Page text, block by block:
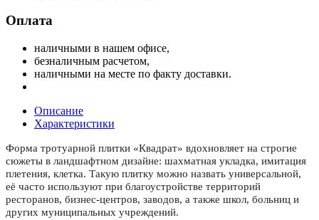
Оплата
наличными в нашем офисе,
безналичным расчетом,
наличными на месте по факту доставки.
Описание
Характеристики
Форма тротуарной плитки «Квадрат» вдохновляет на строгие
сюжеты в ландшафтном дизайне: шахматная укладка, имитация
плетения, клетка. Такую плитку можно назвать универсальной,
её часто используют при благоустройстве территорий
ресторанов, бизнес-центров, заводов, а также школ, больниц и
других муниципальных учреждений.